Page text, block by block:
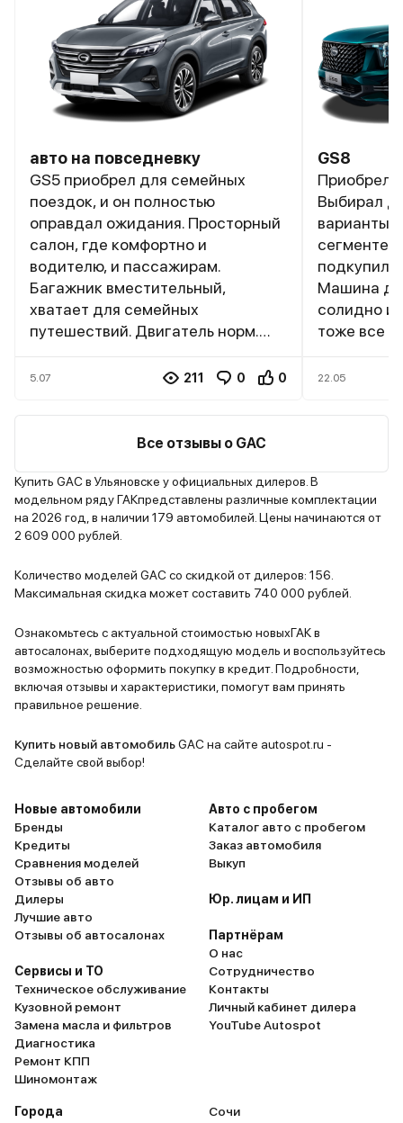
авто на повседневку
GS5 приобрел для семейных
поездок, и он полностью
оправдал ожидания. Просторный
салон, где комфортно и
водителю, и пассажирам.
Багажник вместительный,
хватает для семейных
путешествий. Двигатель норм.
неровности отрабатывает
даже в базовой комплектации.. За
время эксплуатации никаких
Для семейного использования –
отличный вариант по
соотношению цена/качество.
5.07 211 0 0
GS8
Приобрел
Выбирал
варианты
сегменте,
подкупил
Машина
солидно и
тоже все
приятные
система
По
сложно
Но первые
работает
доволен
GS8 будет
22.05
Все отзывы о GAC
Купить GAC в Ульяновске у официальных дилеров. В
модельном ряду ГАКпредставлены различные комплектации
на 2026 год, в наличии 179 автомобилей. Цены начинаются от
2 609 000 рублей.
Количество моделей GAC со скидкой от дилеров: 156.
Максимальная скидка может составить 740 000 рублей.
Ознакомьтесь с актуальной стоимостью новыхГАК в
автосалонах, выберите подходящую модель и воспользуйтесь
возможностью оформить покупку в кредит. Подробности,
включая отзывы и характеристики, помогут вам принять
правильное решение.
Купить новый автомобильGAC на сайте autospot.ru -
Сделайте свой выбор!
Новые автомобили
Бренды
Кредиты
Сравнения моделей
Отзывы об авто
Дилеры
Лучшие авто
Отзывы об автосалонах
Сервисы и ТО
Техническое обслуживание
Кузовной ремонт
Замена масла и фильтров
Диагностика
Ремонт КПП
Шиномонтаж
Авто с пробегом
Каталог авто с пробегом
Заказ автомобиля
Выкуп
Юр. лицам и ИП
Партнёрам
О нас
Сотрудничество
Контакты
Личный кабинет дилера
YouTube Autospot
Города
Сочи